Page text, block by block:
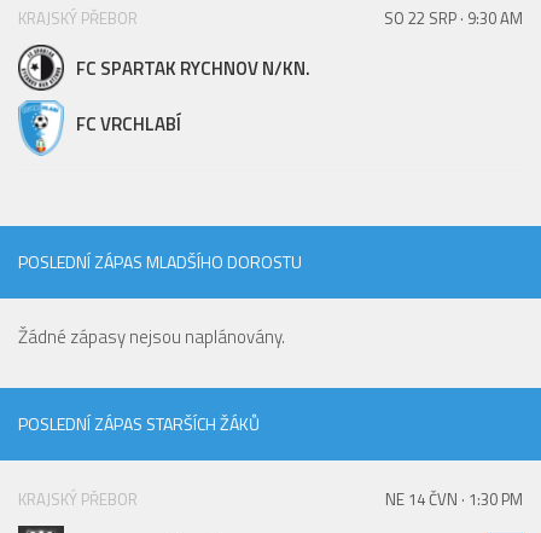
KRAJSKÝ PŘEBOR SO 22 SRP · 9:30 AM
FC SPARTAK RYCHNOV N/KN.
FC VRCHLABÍ
POSLEDNÍ ZÁPAS MLADŠÍHO DOROSTU
Žádné zápasy nejsou naplánovány.
POSLEDNÍ ZÁPAS STARŠÍCH ŽÁKŮ
KRAJSKÝ PŘEBOR NE 14 ČVN · 1:30 PM